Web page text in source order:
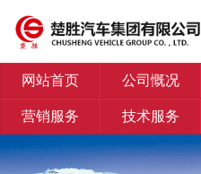
网站首页 公司慨况
营销服务
技术服务